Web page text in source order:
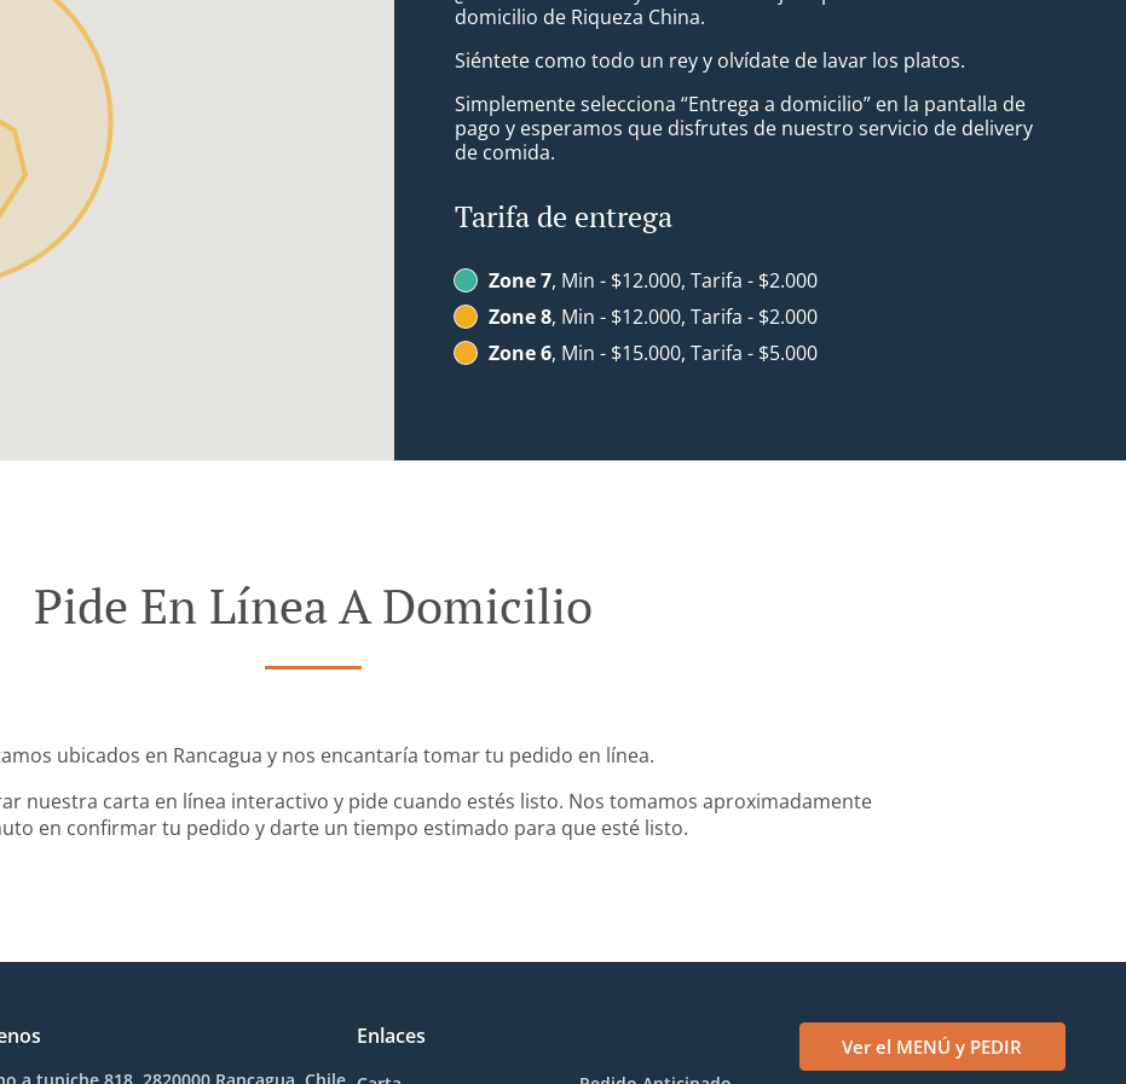
domicilio de Riqueza China.
Siéntete como todo un rey y olvídate de lavar los platos.
Simplemente selecciona “Entrega a domicilio” en la pantalla de
pago y esperamos que disfrutes de nuestro servicio de delivery
de comida.
Tarifa de entrega
Zone 7, Min - $12.000, Tarifa - $2.000
Zone 8, Min - $12.000, Tarifa - $2.000
Zone 6, Min - $15.000, Tarifa - $5.000
Pide En Línea A Domicilio
ubicados en Rancagua y nos encantaría tomar tu pedido en línea.
nuestra carta en línea interactivo y pide cuando estés listo. Nos tomamos aproximadamente
en confirmar tu pedido y darte un tiempo estimado para que esté listo.
Enlaces Ver el MENÚ y PEDIR